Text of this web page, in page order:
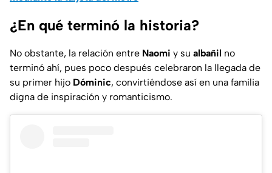
¿En qué terminó la historia?
No obstante, la relación entre Naomi y su albañil no
terminó ahí, pues poco después celebraron la llegada de
su primer hijo Dóminic, convirtiéndose así en una familia
digna de inspiración y romanticismo.